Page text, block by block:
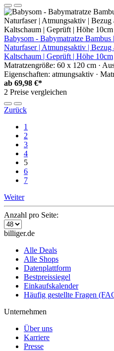
Babysom - Babymatratze
Naturfaser | Atmungsaktiv |
Kaltschaum | Geprüft | Höhe 10cm
Matratzengröße: 60 x 120 cm ·
Eigenschaften: atmungsaktiv ·
ab 69,98 €*
2 Preise vergleichen
Zurück
1
2
3
4
5
6
7
Weiter
Anzahl pro Seite:
billiger.de
Alle Deals
Alle Shops
Datenplattform
Bestpreissiegel
Einkaufskalender
Häufig gestellte Fragen
Unternehmen
Über uns
Karriere
Presse